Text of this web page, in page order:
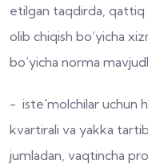
etilgan taqdirda, qattiq
olib chiqish bo‘yicha
bo‘yicha norma
- iste'molchilar uchun
kvartirali va yakka
jumladan, vaqtincha